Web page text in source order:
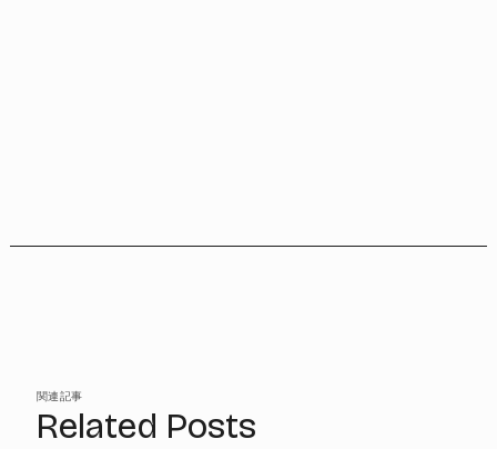
関連記事
Related Posts